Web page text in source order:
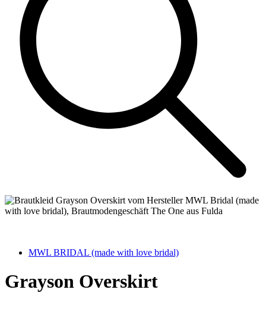
MWL BRIDAL (made with love bridal)
Grayson Overskirt